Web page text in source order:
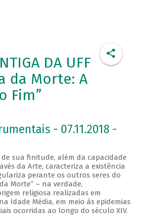
DA UFF
da Morte: A
Fim”
- 07.11.2018 -
de sua finitude, além da capacidade
da Arte, caracteriza a existência
perante os outros seres do
Morte” – na verdade,
religiosa realizadas em
Idade Média, em meio às epidemias
ocorridas ao longo do século XIV.